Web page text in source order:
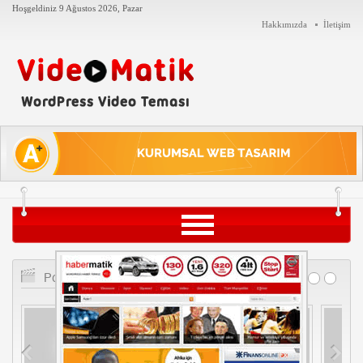
Hoşgeldiniz 9 Ağustos 2026, Pazar
Hakkımızda
İletişim
Siyaset
Teknoloji
Tarih
Popüler Videolar